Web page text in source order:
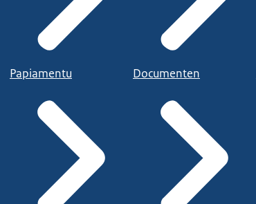
Papiamentu Documenten